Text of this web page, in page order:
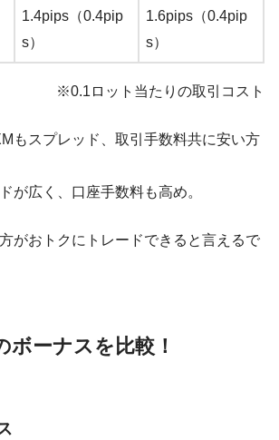
1.4pips（0.4pip
s）
1.6pips（0.4pip
s）
※0.1ロット当たりの取引コスト
もスプレッド、取引手数料共に安い方
が広く、口座手数料も高め。
がおトクにトレードできると言えるで
ボーナスを比較！